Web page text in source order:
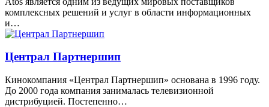
комплексных решений и услуг в области информационных
и…
Централ Партнершип
Кинокомпания «Централ Партнершип» основана в 1996 году.
До 2000 года компания занималась телевизионной
дистрибуцией. Постепенно…